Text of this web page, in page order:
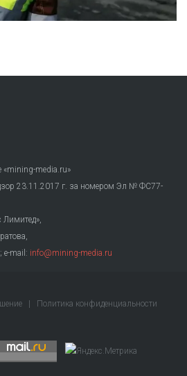
«mining-media.ru»
23.11.2017 г. за номером Эл № ФС77-
; e-mail: info@mining-media.ru
Политика конфиденциальности